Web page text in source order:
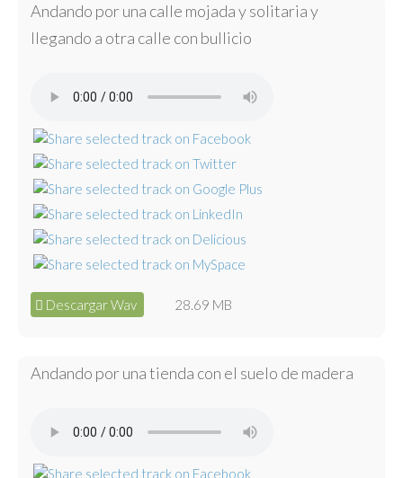
Andando por una calle mojada y solitaria y
llegando a otra calle con bullicio
Descargar Wav 28.69 MB
Andando por una tienda con el suelo de madera